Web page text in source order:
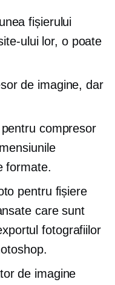
fișierului
ului lor, o poate
de imagine, dar
compresor
formate.
pentru fișiere
care sunt
fotografiilor
de imagine